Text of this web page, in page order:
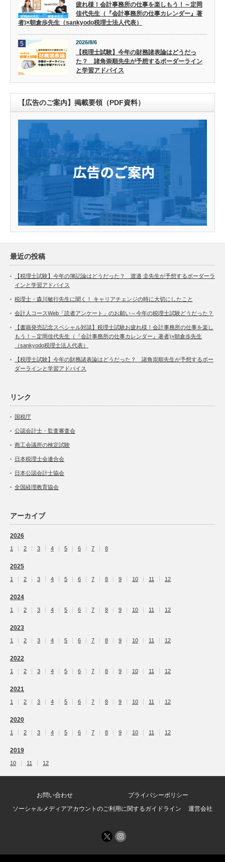
疲れ様！会計事務所の仕事を楽しもう！～定岡
佳代先生（『会計事務所の仕事カレンダー』著
者)×朝倉歩先生（sankyodo税理士法人代表）
5 2026/8/6
【税理士試験】今年の財務諸表論はどうだっ
た？ 諸角崇順先生が予想するボーダーライン
と学習アドバイス
【広告のご案内】掲載要領（PDF資料）
最近の投稿
【税理士試験】今年の簿記論はどうだった？ 渡邉 圭先生が予想するボーダーラ
インと学習アドバイス
税理士・森川敏行先生に聞く！ キャリアチェンジの時に大切にしたこと
会計人コースWeb「読者アンケート」のお願い～今年の税理士試験どうだった？
【書籍発売記念スペシャル対談】税理士試験お疲れ様！会計事務所の仕事を楽し
もう！～定岡佳代先生（『会計事務所の仕事カレンダー』著者)×朝倉歩先生
（sankyodo税理士法人代表）
【税理士試験】今年の財務諸表論はどうだった？ 諸角崇順先生が予想するボー
ダーラインと学習アドバイス
リンク
国税庁
公認会計士・監査審査会
商工会議所の検定試験
日本税理士会連合会
日本公認会計士協会
全国経理教育協会
アーカイブ
2026
1 2 3 4 5 6 7 8
2025
1 2 3 4 5 6 7 8 9 10 11 12
2024
1 2 3 4 5 6 7 8 9 10 11 12
2023
1 2 3 4 5 6 7 8 9 10 11 12
2022
1 2 3 4 5 6 7 8 9 10 11 12
2021
1 2 3 4 5 6 7 8 9 10 11 12
2020
1 2 3 4 5 6 7 8 9 10 11 12
2019
10 11 12
お問い合わせ
プライバシーポリシー
ソーシャルメディアアカウントのご利用に関するガイドライン
運営会社